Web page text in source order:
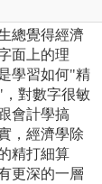
總覺得經濟
面上的理
學習如何"精
對數字很敏
會計學搞
，經濟學除
精打細算
更深的一層